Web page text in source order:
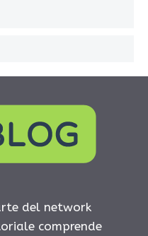
del network
comprende